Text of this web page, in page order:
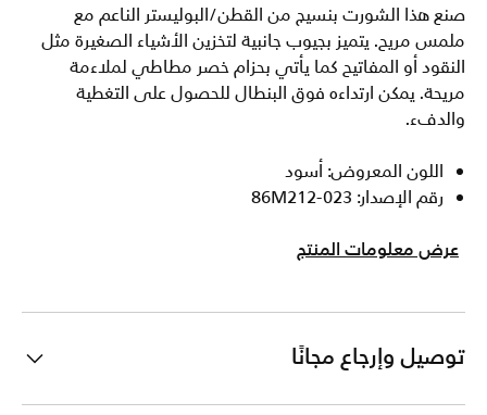
صنع هذا الشورت بنسيج من القطن/البوليستر الناعم مع
ملمس مريح. يتميز بجيوب جانبية لتخزين الأشياء الصغيرة مثل
النقود أو المفاتيح كما يأتي بحزام خصر مطاطي لملاءمة
مريحة. يمكن ارتداءه فوق البنطال للحصول على التغطية
والدفء.
اللون المعروض: أسود
رقم الإصدار: 86M212-023
عرض معلومات المنتج
توصيل وإرجاع مجانًا